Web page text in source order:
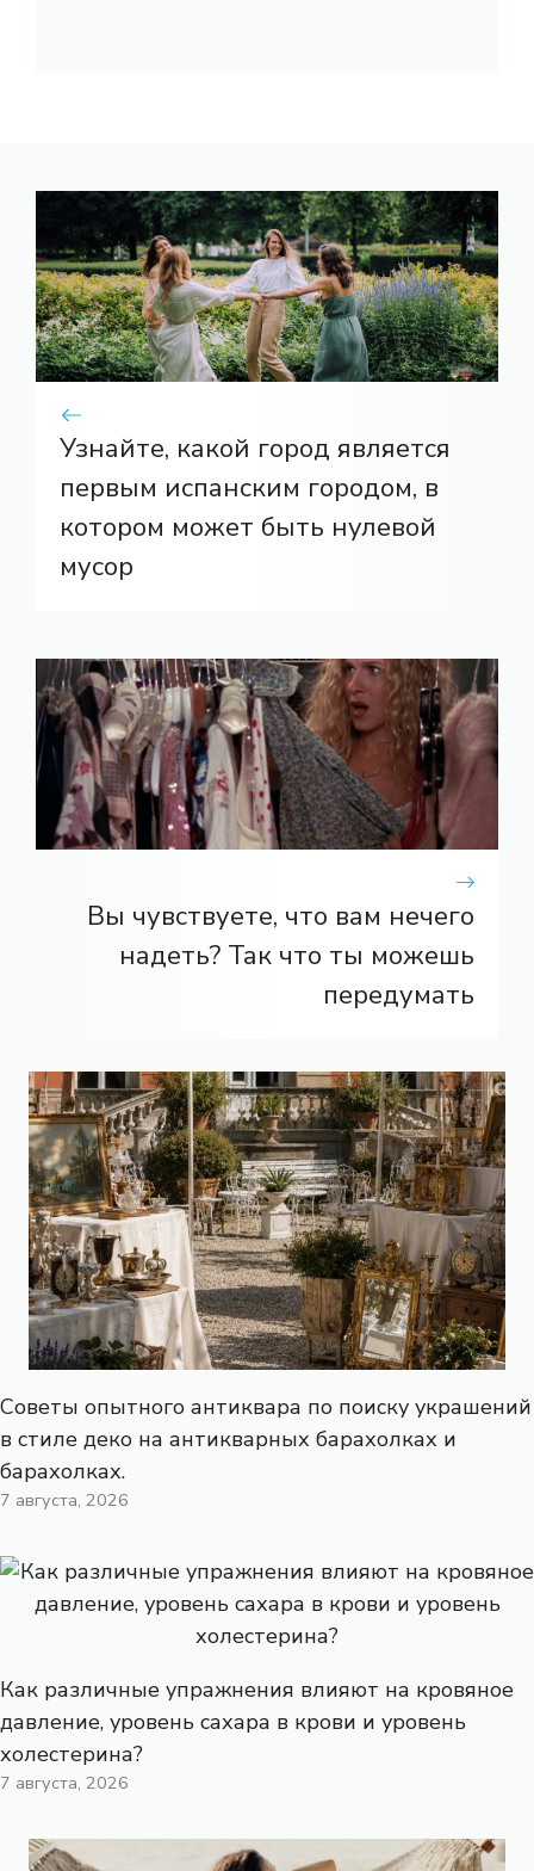
Узнайте, какой город является
первым испанским городом, в
котором может быть нулевой
мусор
Вы чувствуете, что вам нечего
надеть? Так что ты можешь
передумать
Советы опытного антиквара по поиску украшений
в стиле деко на антикварных барахолках и
барахолках.
7 августа, 2026
Как различные упражнения влияют на кровяное
давление, уровень сахара в крови и уровень
холестерина?
7 августа, 2026